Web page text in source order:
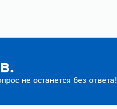
не останется без ответа!